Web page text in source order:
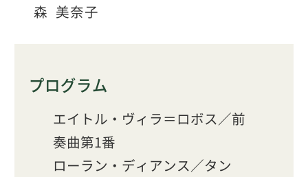
森 美奈子
プログラム
エイトル・ヴィラ＝ロボス／前
奏曲第1番
ローラン・ディアンス／タン